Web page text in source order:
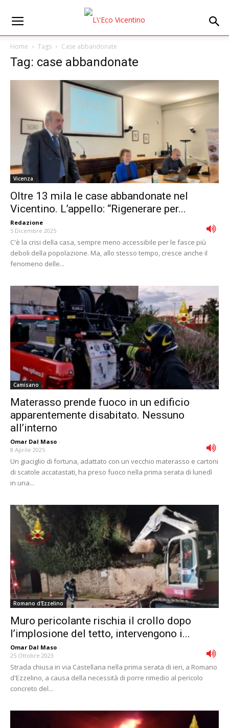
Home Tags Case abbandonate
Tag: case abbandonate
Vicenza
Oltre 13 mila le case abbandonate nel
Vicentino. L’appello: “Rigenerare per...
Redazione -
5 Dicembre 2025
C'è la crisi della casa, sempre meno accessibile per le fasce più
deboli della popolazione. Ma, allo stesso tempo, cresce anche il
fenomeno delle...
Camisano
Materasso prende fuoco in un edificio
apparentemente disabitato. Nessuno
all’interno
Omar Dal Maso -
8 Aprile 2025
Un giaciglio di fortuna, adattato con un vecchio materasso e cartoni
di scatole accatastati, ha preso fuoco nella prima serata di lunedì
in una...
Romano d'Ezzelino
Muro pericolante rischia il crollo dopo
l’implosione del tetto, intervengono i...
Omar Dal Maso -
25 Ottobre 2023
Strada chiusa in via Castellana nella prima serata di ieri, a Romano
d'Ezzelino, a causa della necessità di porre rimedio al pericolo
concreto del...